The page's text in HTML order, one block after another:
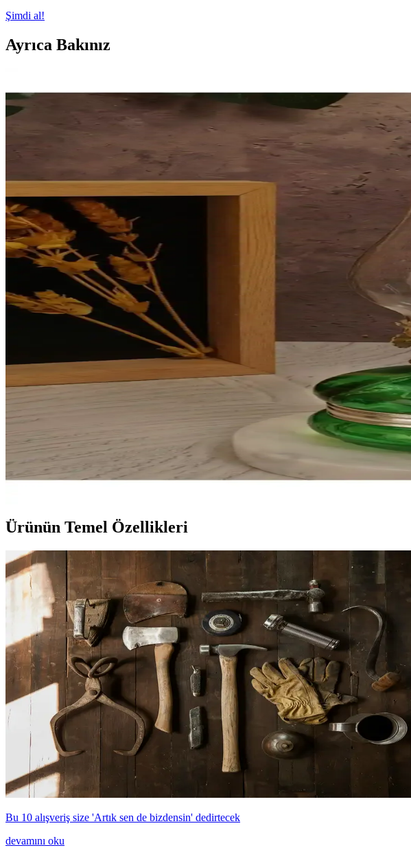
Şimdi al!
Ayrıca Bakınız
Yüzde 100 pamuktan üretilmiş Özlevent Klasik Gaz Lambası Fitili No 14, yüksek verimlilik,
Genel Markalar Vintage Gaz Lambası: Nostaljik Tasarım ve Pratik
Vintage tarzda, pil veya elektrik gerektirmeden çalışan, portatif ve dayanıklı gaz lambası,
Nostaljik ve Portatif Güneş Enerjili Gaz Lambası ile Doğa Keyfi
Nostaljik tasarımlı, güneş enerjili ve portatif gaz lambası, doğa etkinlikleri için ideal, şeffaf ve
Özlevent Idare Gaz Lambası Fitili No:3 Güçlü ve Güvenilir Aydınlatma
Özlevent Idare Gaz Lambası Fitili No:3, yüksek kalite ve dayanıklılığı ile kamp ve açık
Mutlu Antika Nostaljik Büyük Boy Gaz Lambası ile Dekorasyonunuza
Mutlu Antika'nın 33 cm uzunluğundaki nostaljik gaz lambası, vintage tasarımı ve hafif
Portatif Güneş Enerjili Gaz Lambası Turuncu Renkli ve Hafif Tasarım
Güneş enerjisiyle çalışan, portatif ve hafif tasarımıyla doğa aktivitelerine uygun turuncu gaz
Genel Markalar Pilsiz Kullanım Gaz Lambası Çevre Dostu ve
Solar enerjiyle çalışan, dayanıklı cam gövdesi ve şık tasarımıyla öne çıkan, kolay
Kristal Cam Gaz Lambası Nostaljik Yeşil Tasarım Geniş Alanlar İçin
Ürünün Temel Özellikleri
Bu 10 alışveriş size 'Artık sen de bizdensin' dedirtecek
devamını oku